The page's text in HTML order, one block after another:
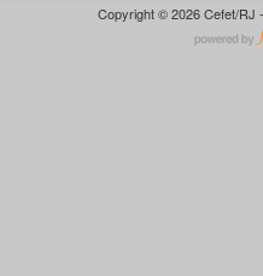
Copyright © 2026 Cefet/RJ